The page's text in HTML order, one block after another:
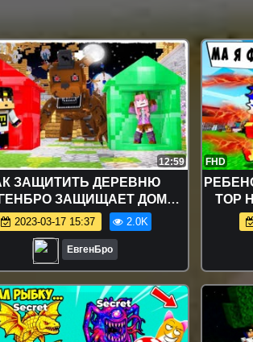
12:59
ЗАЩИТИТЬ ДЕРЕВНЮ
ЗАЩИЩАЕТ ДОМ
ОТ ФРЕДДИ!
ОНИ ЗАЩИТИТЬ МИР
MINECRAFT
2023-03-17 15:37 2.0K
ЕвгенБро
FHD
ТОР